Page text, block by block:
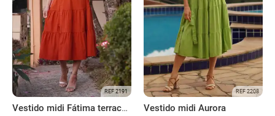
REF 2191
Vestido midi Fátima terracota
REF 2208
Vestido midi Aurora